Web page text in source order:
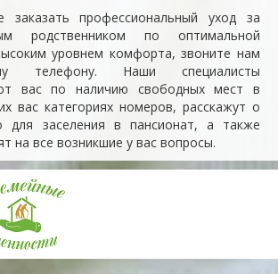
заказать профессиональный уход за
родственником по оптимальной
уровнем комфорта, звоните нам
телефону. Наши специалисты
вас по наличию свободных мест в
вас категориях номеров, расскажут о
заселения в пансионат, а также
на все возникшие у вас вопросы.